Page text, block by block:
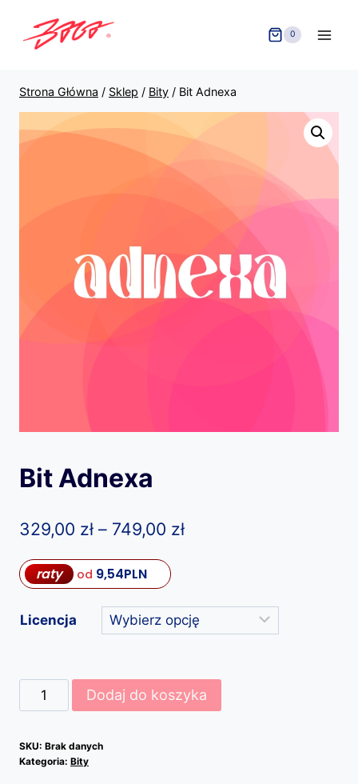
0
Strona Główna / Sklep / Bity / Bit Adnexa
Bit Adnexa
329,00 zł – 749,00 złZakres
329,00 zł
do
raty od 9,54PLN
Licencja
ilość
Bit
Dodaj do koszyka
SKU: Brak danych
Kategoria: Bity